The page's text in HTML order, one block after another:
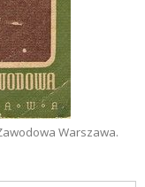
Warszawa.